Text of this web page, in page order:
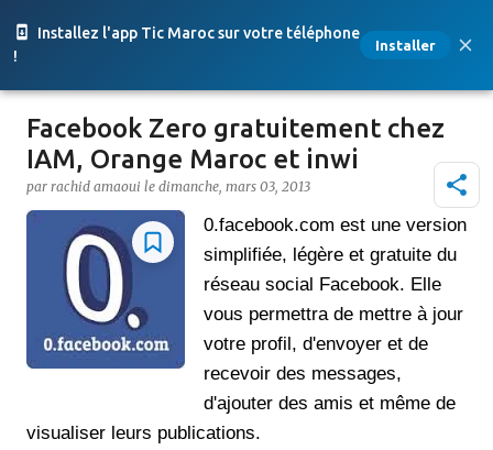
Installez l'app Tic Maroc sur votre téléphone
!
Installer
Accéder au contenu principal
Facebook Zero gratuitement chez
IAM, Orange Maroc et inwi
par rachid amaoui le dimanche, mars 03, 2013
0.facebook.com est une version
simplifiée, légère et gratuite du
réseau social Facebook. Elle
vous permettra de mettre à jour
votre profil, d'envoyer et de
recevoir des messages,
d'ajouter des amis et même de
visualiser leurs publications.